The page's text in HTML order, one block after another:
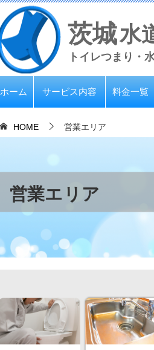
茨城水
トイレつまり・
ホーム サービス内容 料金一覧
HOME 営業エリア
営業エリア